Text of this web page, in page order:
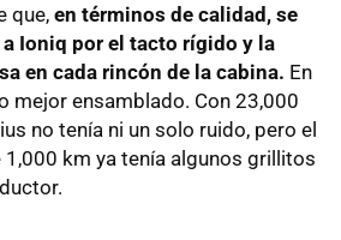
que, en términos de calidad, se
Ioniq por el tacto rígido y la
en cada rincón de la cabina. En
mejor ensamblado. Con 23,000
no tenía ni un solo ruido, pero el
km ya tenía algunos grillitos